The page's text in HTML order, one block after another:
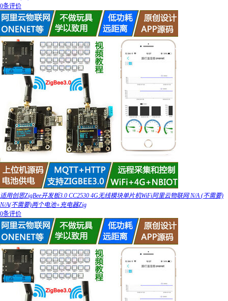
0条评价
适用创思ZigBee开发板3.0 CC2530 4G无线模块单片机WiFi阿里云物联网 N/A (不需要)
N/A(不需要)两个电池+充电器Zig
0条评价